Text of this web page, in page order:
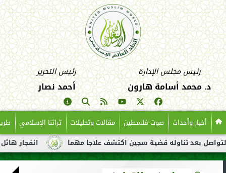
رئيس مجلس الإدارة
د. محمد أسامة هارون
رئيس التحرير
أحمد نصار
أخبار وأحداث صوت فلسطين مقالات وتحليلات تراثنا الإسلامي
انفجار هائل لناقلة تناوله قضية سجين اكتشف علاجا مهما